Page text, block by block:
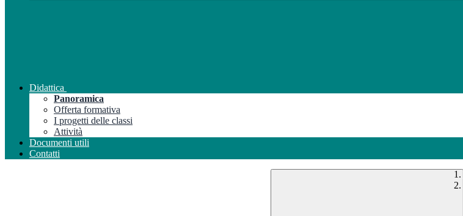
Didattica
Panoramica
Offerta formativa
I progetti delle classi
Attività
Documenti utili
Contatti